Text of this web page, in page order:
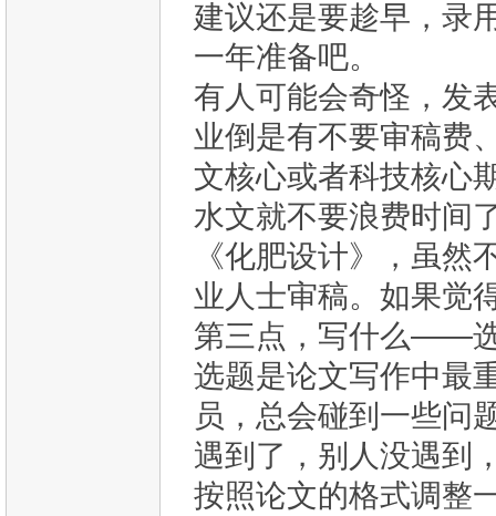
建议还是要趁早，录
一年准备吧。
有人可能会奇怪，发
业倒是有不要审稿费
文核心或者科技核心
水文就不要浪费时间
《化肥设计》，虽
业人士审稿。如果觉
第三点，写什么——
选题是论文写作中最
员，总会碰到一些问
遇到了，别人没遇到
按照论文的格式调整